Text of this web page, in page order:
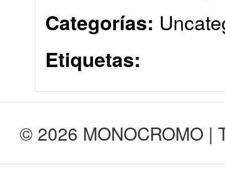
Categorías:
Etiquetas:
© 2026 MONOCROMO |